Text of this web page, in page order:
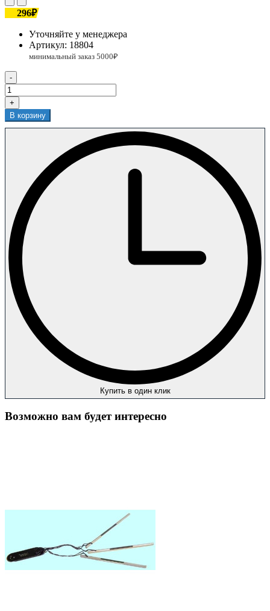
296₽
Уточняйте у менеджера
Артикул: 18804
-
+
В корзину
Купить в один клик
Возможно вам будет интересно